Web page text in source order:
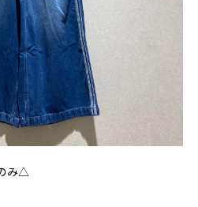
み△